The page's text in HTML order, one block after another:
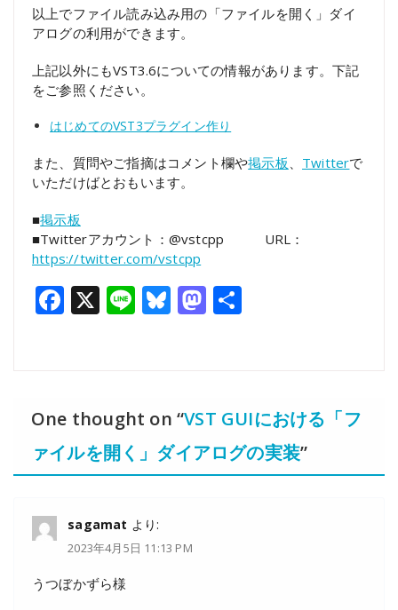
以上でファイル読み込み用の「ファイルを開く」ダイ
アログの利用ができます。
上記以外にもVST3.6についての情報があります。下記
をご参照ください。
はじめてのVST3プラグイン作り
また、質問やご指摘はコメント欄や掲示板 Twitterで
いただけばとおもいます。
■掲示板
■Twitterアカウント：@vstcpp URL：
https://twitter.com/vstcpp
Facebook
X LineBluesky
Mastodon
One thought on “VST GUIにおける「フ
ァイルを開く」ダイアログの実装”
sagamat より:
2023年4月5日 11:13 PM
うつぼかずら様